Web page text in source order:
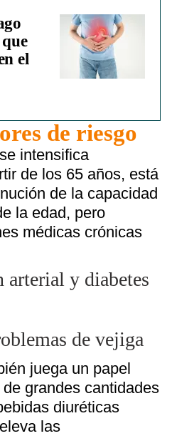
el
de riesgo
intensifica
de los 65 años, está
de la capacidad
la edad, pero
médicas crónicas
arterial y diabetes
de vejiga
juega un papel
grandes cantidades
diuréticas
las